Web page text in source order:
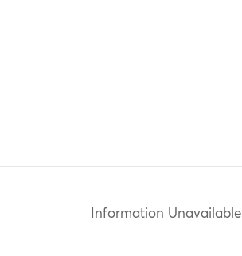
Information Unavailable